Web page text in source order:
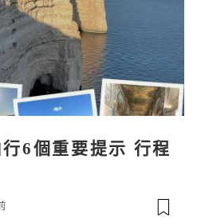
行6個重要提示 行程